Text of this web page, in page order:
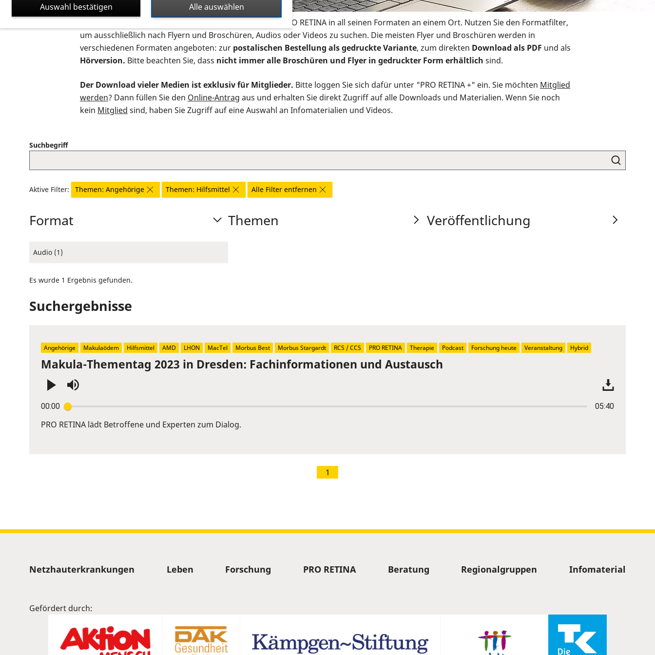
Auf dieser Seite finden Sie sämtliches Infomaterial der PRO RETINA in all seinen Formaten an einem Ort. Nutzen Sie den Formatfilter,
um ausschließlich nach Flyern und Broschüren, Audios oder Videos zu suchen. Die meisten Flyer und Broschüren werden in
verschiedenen Formaten angeboten: zur postalischen Bestellung als gedruckte Variante, zum direkten Download als PDF und als
Hörversion. Bitte beachten Sie, dass nicht immer alle Broschüren und Flyer in gedruckter Form erhältlich sind.
Der Download vieler Medien ist exklusiv für Mitglieder. Bitte loggen Sie sich dafür unter "PRO RETINA +" ein. Sie möchten Mitglied
werden? Dann füllen Sie den Online-Antrag aus und erhalten Sie direkt Zugriff auf alle Downloads und Materialien. Wenn Sie noch
kein Mitglied sind, haben Sie Zugriff auf eine Auswahl an Infomaterialien und Videos.
Suchbegriff
Aktive Filter: Themen: Angehörige Themen: Hilfsmittel Alle Filter entfernen
Format
Audio (1)
Themen Veröffentlichung
Es wurde 1 Ergebnis gefunden.
Suchergebnisse
Makula-Thementag 2023 in Dresden: Fachinformationen und Austausch
00:00 05:40
Enter
or
PRO RETINA lädt Betroffene und Experten zum Dialog.
Angehörige Makulaödem Hilfsmittel AMD LHON MacTel Morbus Best Morbus Stargardt RCS / CCS PRO RETINA Therapie Podcast Forschung heute Veranstaltung Hybrid
1
Sitemap
Netzhauterkrankungen Leben Forschung PRO RETINA Beratung Regionalgruppen Infomaterial
Gefördert durch:
Alle auswählen
Auswahl bestätigen